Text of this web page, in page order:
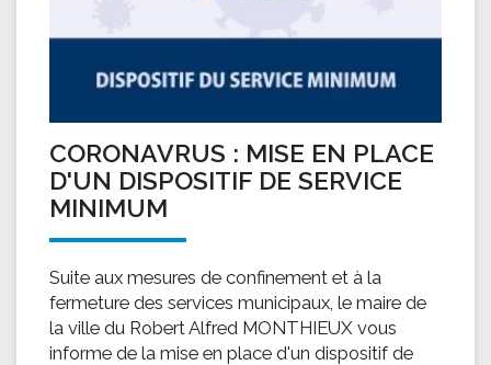
CORONAVRUS : MISE EN PLACE
D'UN DISPOSITIF DE SERVICE
MINIMUM
Suite aux mesures de confinement et à la
fermeture des services municipaux, le maire de
la ville du Robert Alfred MONTHIEUX vous
informe de la mise en place d'un dispositif de